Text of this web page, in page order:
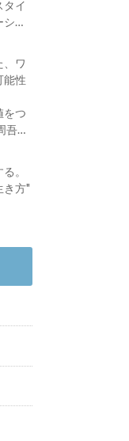
タイ
ョ
、ワ
能性
をつ
吾さ
。
き方"